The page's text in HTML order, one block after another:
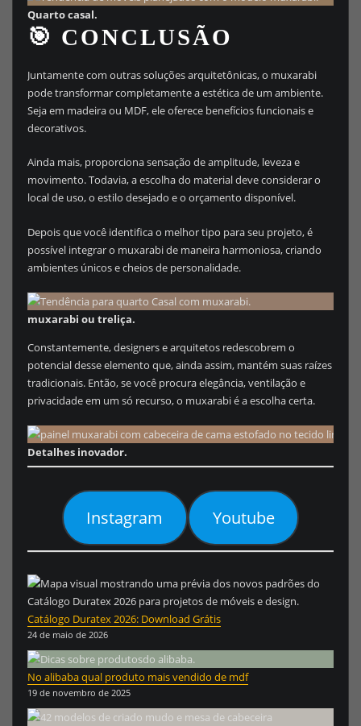
Quarto casal.
🎯 CONCLUSÃO
Juntamente com outras soluções arquitetônicas, o muxarabi
pode transformar completamente a estética de um ambiente.
Seja em madeira ou MDF, ele oferece benefícios funcionais e
decorativos.
Ainda mais, proporciona sensação de amplitude, leveza e
movimento. Todavia, a escolha do material deve considerar o
local de uso, o estilo desejado e o orçamento disponível.
Depois que você identifica o melhor tipo para seu projeto, é
possível integrar o muxarabi de maneira harmoniosa, criando
ambientes únicos e cheios de personalidade.
muxarabi ou treliça.
Constantemente, designers e arquitetos redescobrem o
potencial desse elemento que, ainda assim, mantém suas raízes
tradicionais. Então, se você procura elegância, ventilação e
privacidade em um só recurso, o muxarabi é a escolha certa.
Detalhes inovador.
Instagram Youtube
Catálogo Duratex 2026: Download Grátis
24 de maio de 2026
No alibaba qual produto mais vendido de mdf
19 de novembro de 2025